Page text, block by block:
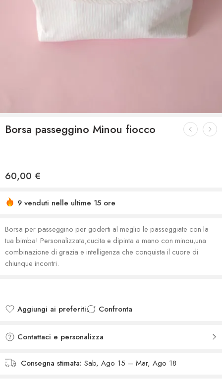
Borsa passeggino Minou fiocco
60,00 €
9 venduti nelle ultime 15 ore
Borsa per passeggino per goderti al meglio le passeggiate con la
tua bimba! Personalizzata,cucita e dipinta a mano con minou,una
combinazione di grazia e intelligenza che conquista il cuore di
chiunque incontri.
Aggiungi ai preferiti
Confronta
Contattaci e personalizza
Consegna stimata: Sab, Ago 15 – Mar, Ago 18